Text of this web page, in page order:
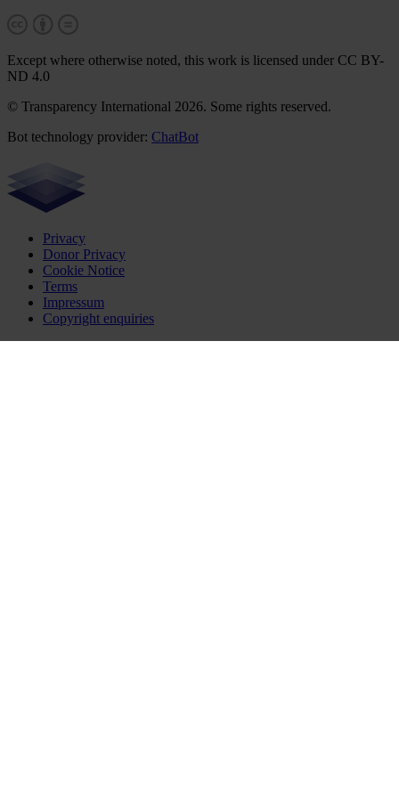
Except where otherwise noted, this work is licensed under CC BY-
ND 4.0
© Transparency International 2026. Some rights reserved.
Bot technology provider: ChatBot
Privacy
Donor Privacy
Cookie Notice
Terms
Impressum
Copyright enquiries